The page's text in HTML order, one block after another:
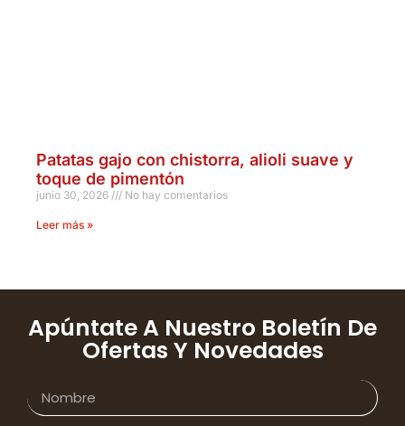
Patatas gajo con chistorra, alioli suave y
toque de pimentón
junio 30, 2026 No hay comentarios
Leer más »
Apúntate A Nuestro Boletín De
Ofertas Y Novedades